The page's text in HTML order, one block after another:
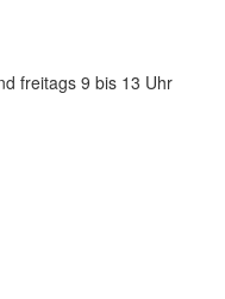
freitags 9 bis 13 Uhr